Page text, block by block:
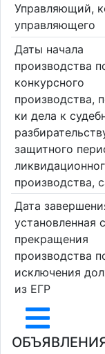
Управляющий,
управляющего
Даты начала
производства
конкурсного
производства,
ки дела к
защитного
производства,
Дата
установленная
прекращения
производства
исключения
из ЕГР